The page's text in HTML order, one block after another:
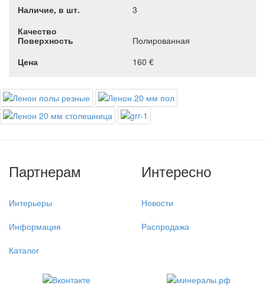
3
Полированная
160 €
Партнерам
Интерьеры
Информация
Каталог
Интересно
Новости
Распродажа